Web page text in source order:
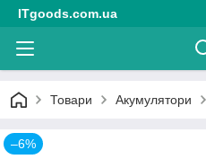
ITgoods.com.ua
Товари Акумулятори
–6%